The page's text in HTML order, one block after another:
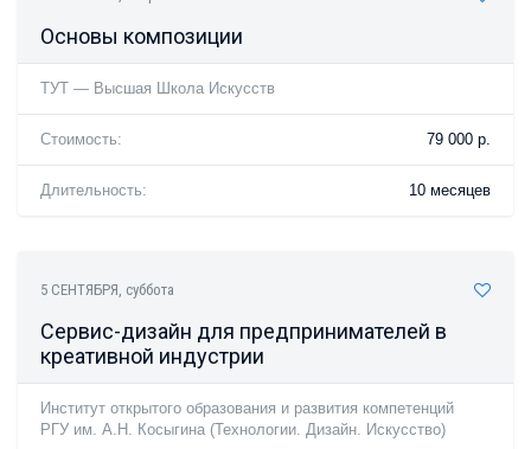
Основы композиции
ТУТ — Высшая Школа Искусств
Стоимость: 79 000 р.
Длительность: 10 месяцев
5 СЕНТЯБРЯ, суббота
Сервис-дизайн для предпринимателей в
креативной индустрии
Институт открытого образования и развития компетенций
РГУ им. А.Н. Косыгина (Технологии. Дизайн. Искусство)